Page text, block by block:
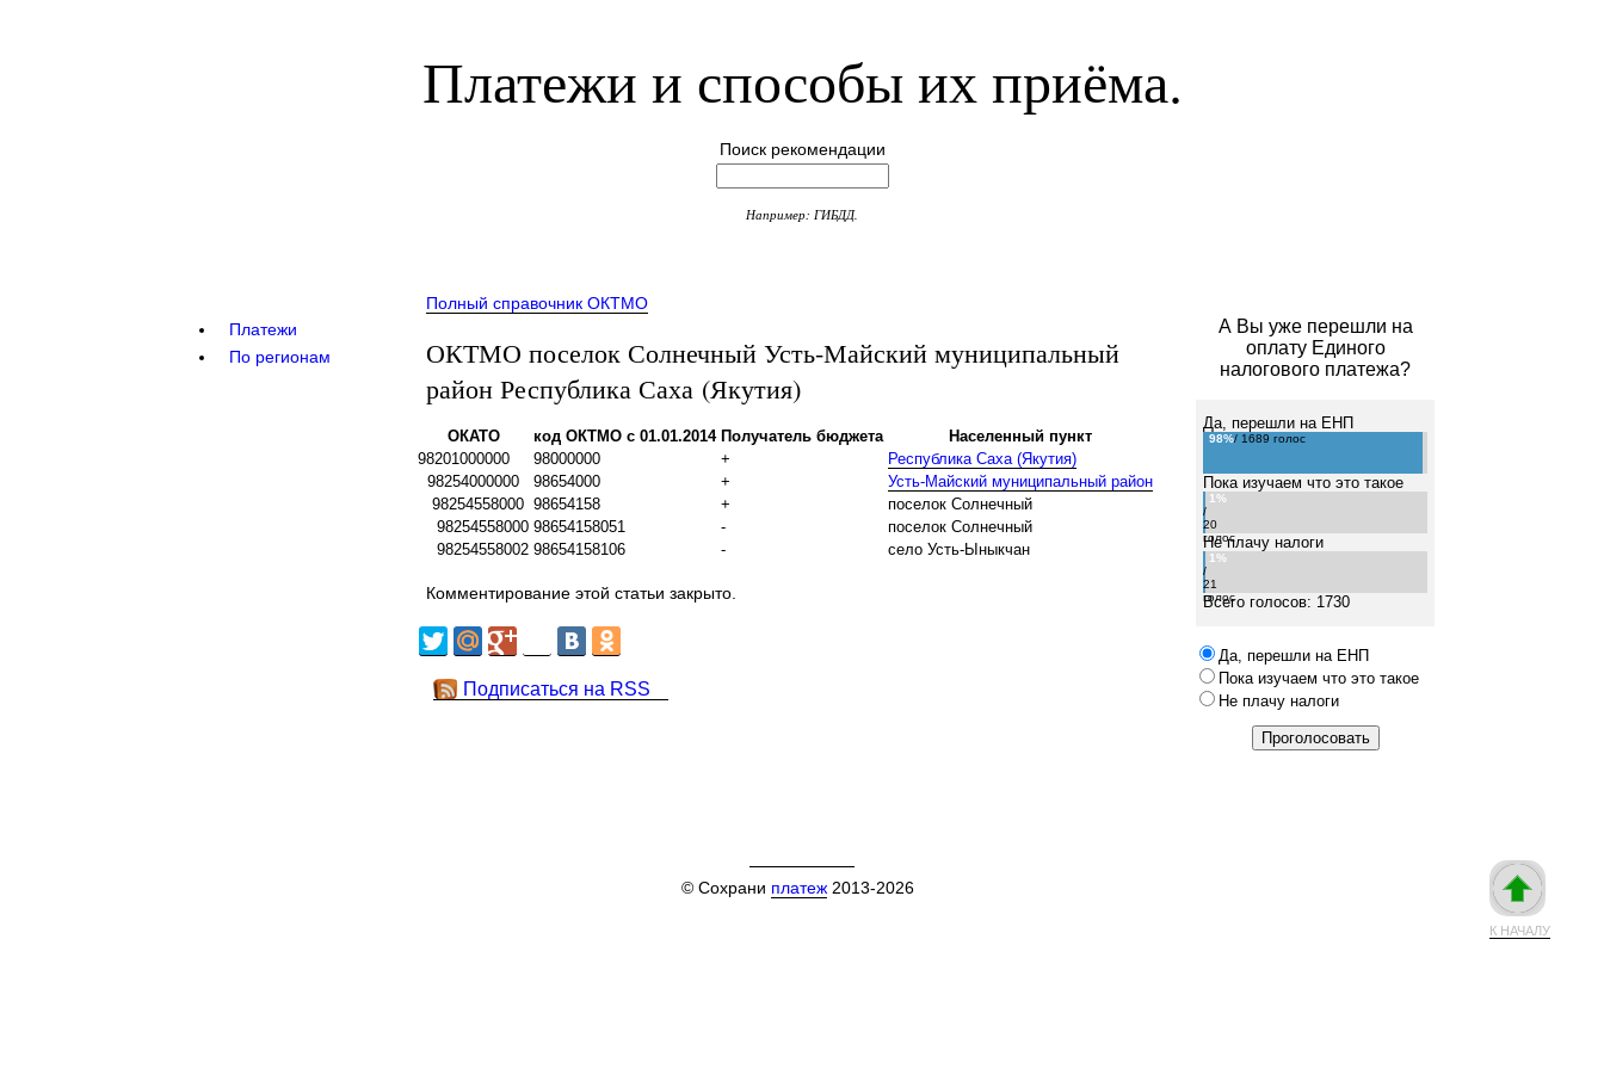
Платежи и способы их приёма.
Поиск рекомендации
Например: ГИБДД.
Платежи
По регионам
А Вы уже перешли на
оплату Единого
налогового платежа?
Да, перешли на ЕНП
98%/ 1689 голос
Пока изучаем что это такое
1%
/
20
голос
Не плачу налоги
1%
/
21
голос
Всего голосов: 1730
Да, перешли на ЕНП
Пока изучаем что это такое
Не плачу налоги
Полный справочник ОКТМО
ОКТМО поселок Солнечный Усть-Майский муниципальный
район Республика Саха (Якутия)
ОКАТО код ОКТМО с 01.01.2014 Получатель бюджета
Населенный пункт
98201000000
98000000 +
Республика Саха (Якутия)
98254000000
98654000 +
Усть-Майский муниципальный район
98254558000 98654158 +
поселок Солнечный
98254558000 98654158051 -
поселок Солнечный
98254558002 98654158106 - село Усть-Ыныкчан
Комментирование этой статьи закрыто.
Подписаться на RSS
К НАЧАЛУ
© Сохрани платеж2013-2026